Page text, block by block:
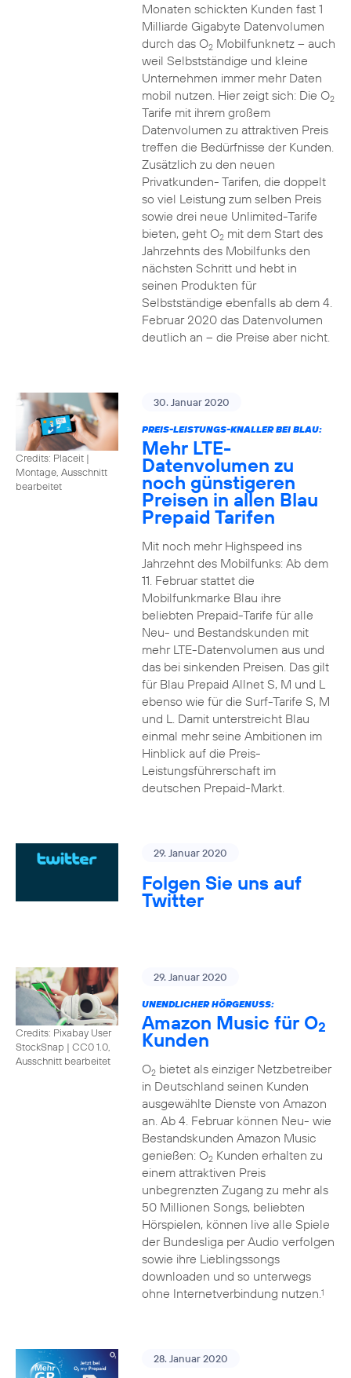
Monaten schickten Kunden fast 1
Milliarde Gigabyte Datenvolumen
durch das O2Mobilfunknetz – auch
weil Selbstständige und kleine
Unternehmen immer mehr Daten
mobil nutzen. Hier zeigt sich: Die O2
Tarife mit ihrem großem
Datenvolumen zu attraktiven Preis
treffen die Bedürfnisse der Kunden.
Zusätzlich zu den neuen
Privatkunden- Tarifen, die doppelt
so viel Leistung zum selben Preis
sowie drei neue Unlimited-Tarife
bieten, geht O2mit dem Start des
Jahrzehnts des Mobilfunks den
nächsten Schritt und hebt in
seinen Produkten für
Selbstständige ebenfalls ab dem 4.
Februar 2020 das Datenvolumen
deutlich an – die Preise aber nicht.
Credits: Placeit |
Montage, Ausschnitt
bearbeitet
30. Januar 2020
PREIS-LEISTUNGS-KNALLER BEI BLAU:
Mehr LTE-
Datenvolumen zu
noch günstigeren
Preisen in allen Blau
Prepaid Tarifen
Mit noch mehr Highspeed ins
Jahrzehnt des Mobilfunks: Ab dem
11. Februar stattet die
Mobilfunkmarke Blau ihre
beliebten Prepaid-Tarife für alle
Neu- und Bestandskunden mit
mehr LTE-Datenvolumen aus und
das bei sinkenden Preisen. Das gilt
für Blau Prepaid Allnet S, M und L
ebenso wie für die Surf-Tarife S, M
und L. Damit unterstreicht Blau
einmal mehr seine Ambitionen im
Hinblick auf die Preis-
Leistungsführerschaft im
deutschen Prepaid-Markt.
29. Januar 2020
Folgen Sie uns auf
Twitter
Credits: Pixabay User
StockSnap | CC0 1.0,
Ausschnitt bearbeitet
29. Januar 2020
UNENDLICHER HÖRGENUSS:
Amazon Music für O2
Kunden
O2bietet als einziger Netzbetreiber
in Deutschland seinen Kunden
ausgewählte Dienste von Amazon
an. Ab 4. Februar können Neu- wie
Bestandskunden Amazon Music
genießen: O2Kunden erhalten zu
einem attraktiven Preis
unbegrenzten Zugang zu mehr als
50 Millionen Songs, beliebten
Hörspielen, können live alle Spiele
der Bundesliga per Audio verfolgen
sowie ihre Lieblingssongs
downloaden und so unterwegs
ohne Internetverbindung nutzen.1
28. Januar 2020